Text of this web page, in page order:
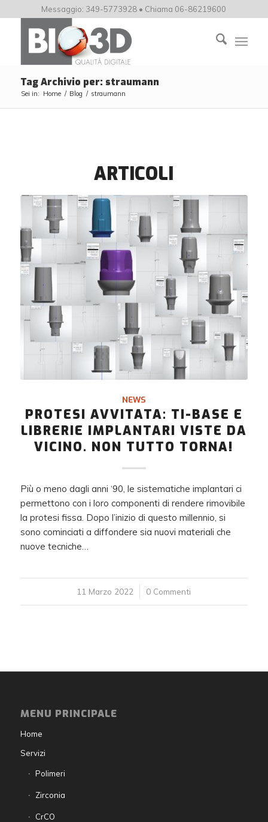
Messaggio: 349-5773928 • Chiama 06-86219600
Tag Archivio per: straumann
Sei in: Home / Blog / straumann
ARTICOLI
NEWS
PROTESI AVVITATA: TI-BASE E
LIBRERIE IMPLANTARI VISTE DA
VICINO. NON TUTTO TORNA!
Più o meno dagli anni ‘90, le sistematiche implantari ci
permettono con i loro componenti di rendere rimovibile
la protesi fissa. Dopo l’inizio di questo millennio, si
sono cominciati a diffondere sia nuovi materiali che
nuove tecniche…
11 Marzo 2022
/ 0 Commenti
MENU PRINCIPALE
Home
Servizi
Polimeri
Zirconia
CrCO